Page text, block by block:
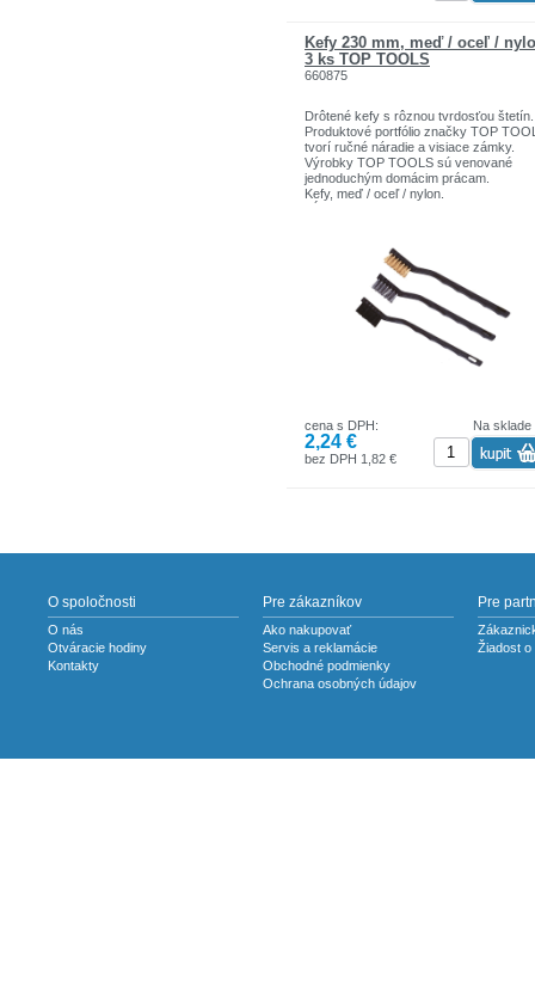
Kefy 230 mm, meď / oceľ /
3 ks TOP TOOLS
660875
Drôtené kefy s rôznou tvrdosťou štetín.
Produktové portfólio značky TOP
tvorí ručné náradie a visiace zámky.
Výrobky TOP TOOLS sú venované
jednoduchým domácim prácam.
Kefy, meď / oceľ / nylon.
Na sklade
cena s DPH:
2,24 €
bez DPH 1,82 €
O spoločnosti
O nás
Otváracie hodiny
Kontakty
Pre zákazníkov
Ako nakupovať
Servis a reklamácie
Obchodné podmienky
Ochrana osobných údajov
Pre
Žiadost